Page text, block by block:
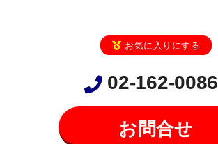
お気に入りにする
02-162-0086
お問合せ